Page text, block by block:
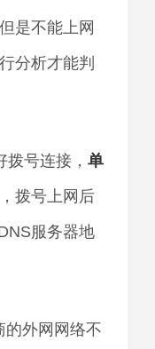
是不能上网
分析才能判
号连接， 单
拨号上网后
服务器地
的外网网络不